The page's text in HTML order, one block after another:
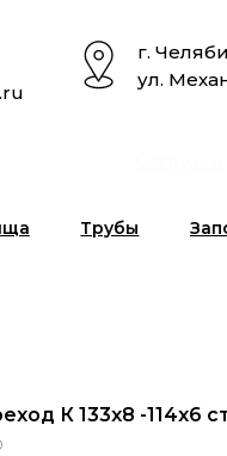
г.
ул.
Трубы
К 133x8 -114x6